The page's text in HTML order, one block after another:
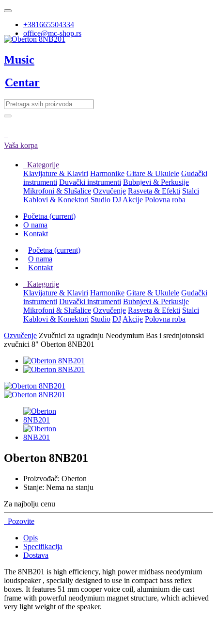
+381665504334
office@mc-shop.rs
Music
Centar
Vaša korpa
Kategorije
Klavijature & Klaviri Harmonike Gitare & Ukulele Gudački
instrumenti Duvački instrumenti Bubnjevi & Perkusije
Mikrofoni & Slušalice Ozvučenje Rasveta & Efekti Stalci
Kablovi & Konektori Studio DJ Akcije Polovna roba
Početna (current)
O nama
Kontakt
Početna (current)
O nama
Kontakt
Kategorije
Klavijature & Klaviri Harmonike Gitare & Ukulele Gudački
instrumenti Duvački instrumenti Bubnjevi & Perkusije
Mikrofoni & Slušalice Ozvučenje Rasveta & Efekti Stalci
Kablovi & Konektori Studio DJ Akcije Polovna roba
Ozvučenje Zvučnici za ugradnju Neodymium Bas i srednjotonski
zvučnici 8" Oberton 8NB201
Oberton 8NB201
Proizvođač: Oberton
Stanje: Nema na stanju
Za najbolju cenu
Pozovite
Opis
Specifikacija
Dostava
The 8NB201 is high efficiency, high power midbass neodymium
loudspeaker , specially designed to use in compact bass reflex
boxes. It features 51 mm cooper voice coil, aluminium die cast
frame with powerful neodymium magnet structure, which achieved
very light weight of the speaker.